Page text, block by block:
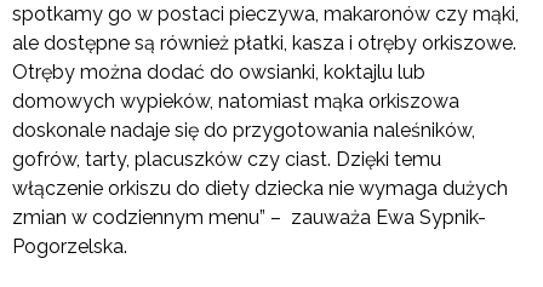
spotkamy go w postaci pieczywa, makaronów czy mąki,
ale dostępne są również płatki, kasza i otręby orkiszowe.
Otręby można dodać do owsianki, koktajlu lub
domowych wypieków, natomiast mąka orkiszowa
doskonale nadaje się do przygotowania naleśników,
gofrów, tarty, placuszków czy ciast. Dzięki temu
włączenie orkiszu do diety dziecka nie wymaga dużych
zmian w codziennym menu” – zauważa Ewa Sypnik-
Pogorzelska.